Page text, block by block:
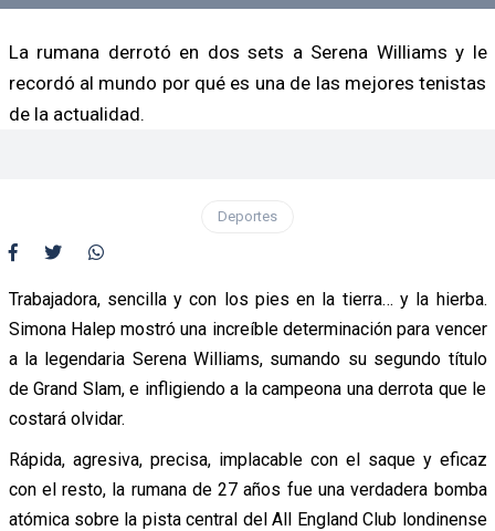
La rumana derrotó en dos sets a Serena Williams y le
recordó al mundo por qué es una de las mejores tenistas
de la actualidad.
Deportes
Trabajadora, sencilla y con los pies en la tierra… y la hierba.
Simona Halep mostró una increíble determinación para vencer
a la legendaria Serena Williams, sumando su segundo título
de Grand Slam, e infligiendo a la campeona una derrota que le
costará olvidar.
Rápida, agresiva, precisa, implacable con el saque y eficaz
con el resto, la rumana de 27 años fue una verdadera bomba
atómica sobre la pista central del All England Club londinense